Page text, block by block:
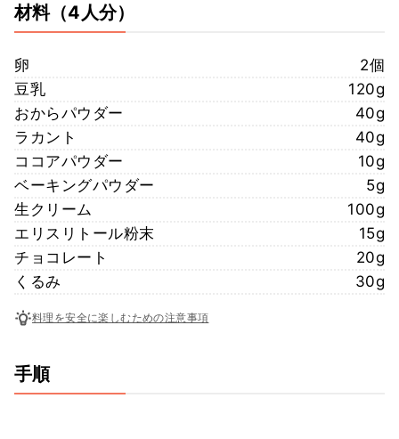
材料（4人分）
卵
2個
豆乳
120g
おからパウダー
40g
ラカント
40g
ココアパウダー
10g
ベーキングパウダー
5g
生クリーム
100g
エリスリトール粉末
15g
チョコレート
20g
くるみ
30g
料理を安全に楽しむための注意事項
手順